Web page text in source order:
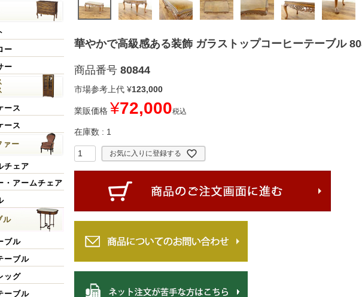
ー
ー
ース
ース
ァー
チェア
・アームチェア
ル
ブル
ーブル
ッグ
ーブル
華やかで高級感ある装飾 ガラストップコーヒーテーブル
商品番号 80844
市場参考上代 ¥123,000
業販価格 ¥72,000税込
在庫数 1
お気に入りに登録する